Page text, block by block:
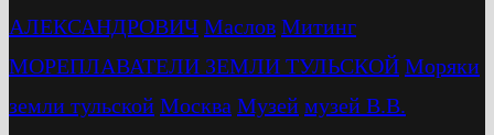
АЛЕКСАНДРОВИЧ Маслов Митинг
МОРЕПЛАВАТЕЛИ ЗЕМЛИ ТУЛЬСКОЙ Моряки
земли тульской Москва Музей музей В.В.